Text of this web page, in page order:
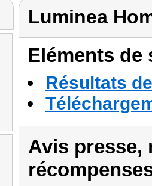
Luminea
Eléments
Résultats
Avis presse,